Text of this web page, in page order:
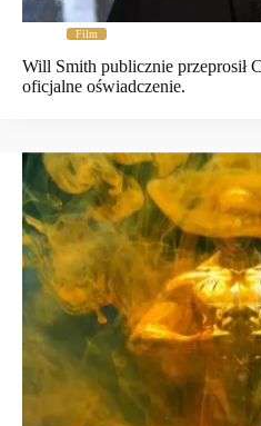
Film
Will Smith publicznie przeprosił
oficjalne oświadczenie.